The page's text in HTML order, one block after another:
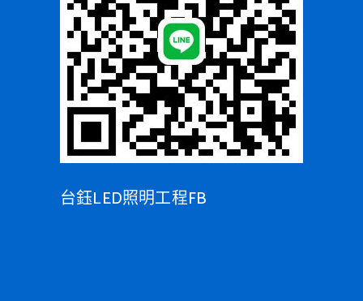
台鈺LED照明工程FB